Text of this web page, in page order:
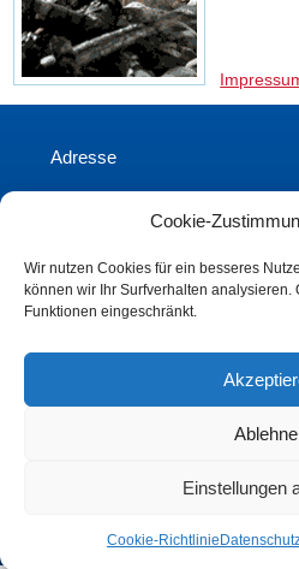
Cookie-
Wir nutzen Cookies für ein besseres
können wir Ihr Surfverhalten analysieren.
Funktionen eingeschränkt.
Einstellungen
Cookie-Richtlinie
Adresse
Fax: 07321/9824-24
E-mail:khs@khs-hdh.de